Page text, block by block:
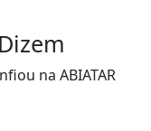
na ABIATAR